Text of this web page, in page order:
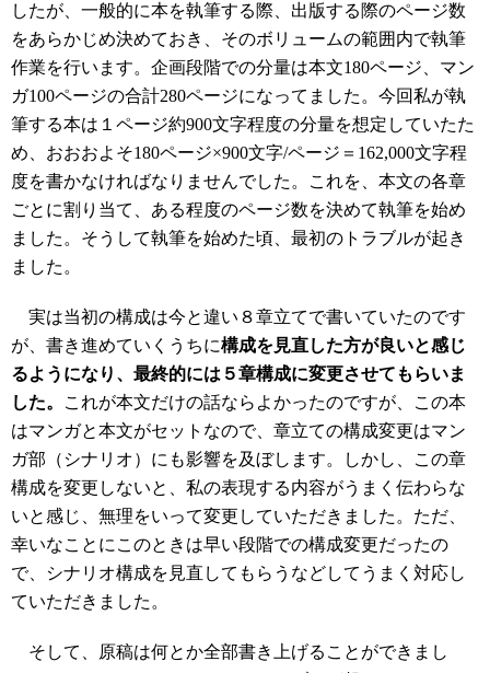
したが、一般的に本を執筆する際、出版する際のページ数
をあらかじめ決めておき、そのボリュームの範囲内で執筆
作業を行います。企画段階での分量は本文180ページ、マン
ガ100ページの合計280ページになってました。今回私が執
筆する本は１ページ約900文字程度の分量を想定していたた
め、おおおよそ180ページ×900文字/ページ＝162,000文字程
度を書かなければなりませんでした。これを、本文の各章
ごとに割り当て、ある程度のページ数を決めて執筆を始め
ました。そうして執筆を始めた頃、最初のトラブルが起き
ました。
実は当初の構成は今と違い８章立てで書いていたのです
が、書き進めていくうちに構成を見直した方が良いと感じ
るようになり、最終的には５章構成に変更させてもらいま
した。
これが本文だけの話ならよかったのですが、この本
はマンガと本文がセットなので、章立ての構成変更はマン
ガ部（シナリオ）にも影響を及ぼします。しかし、この章
構成を変更しないと、私の表現する内容がうまく伝わらな
いと感じ、無理をいって変更していただきました。ただ、
幸いなことにこのときは早い段階での構成変更だったの
で、シナリオ構成を見直してもらうなどしてうまく対応し
ていただきました。
そして、原稿は何とか全部書き上げることができまし